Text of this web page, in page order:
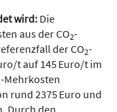
wird: Die
aus der CO2-
der CO2-
t auf 145 Euro/t im
-Mehrkosten
rund 2375 Euro und
Durch den